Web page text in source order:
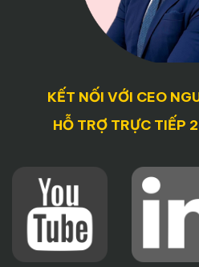
Vista Verde
Feliz en vista
The Parc Spring
Kris Vue
D1 Mension
⭐ Tập đoàn CapitaLand
gia nào?
Hiện diện trên hơn
230 thành
KẾT NỐI VỚI CEO
HỖ TRỢ TRỰC TIẾP